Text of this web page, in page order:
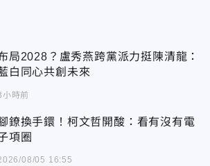
局2028？盧秀燕跨黨派力挺陳清龍：
白同心共創未來
小時前
鐐換手鐶！柯文哲開酸：看有沒有電
項圈
08/05 16:55